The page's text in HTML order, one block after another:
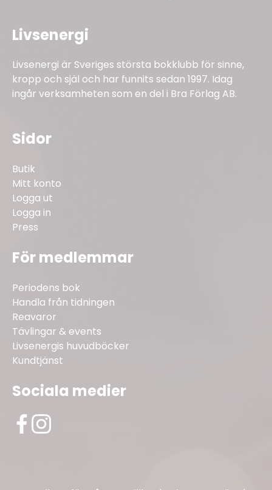
Livsenergi
Livsenergi är Sveriges största bokklubb för sinne,
kropp och själ och har funnits sedan 1997. Idag
ingår verksamheten som en del i Bra Förlag AB.
Sidor
Butik
Mitt konto
Logga ut
Logga in
Press
För medlemmar
Periodens bok
Handla från tidningen
Reavaror
Tävlingar & events
Livsenergis huvudböcker
Kundtjänst
Sociala medier